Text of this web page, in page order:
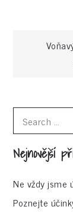
for:
Nejnovější
Ne vždy jsme
Poznejte